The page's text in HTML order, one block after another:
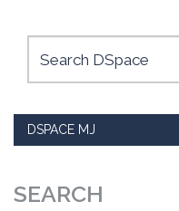
DSPACE MJ
SEARCH